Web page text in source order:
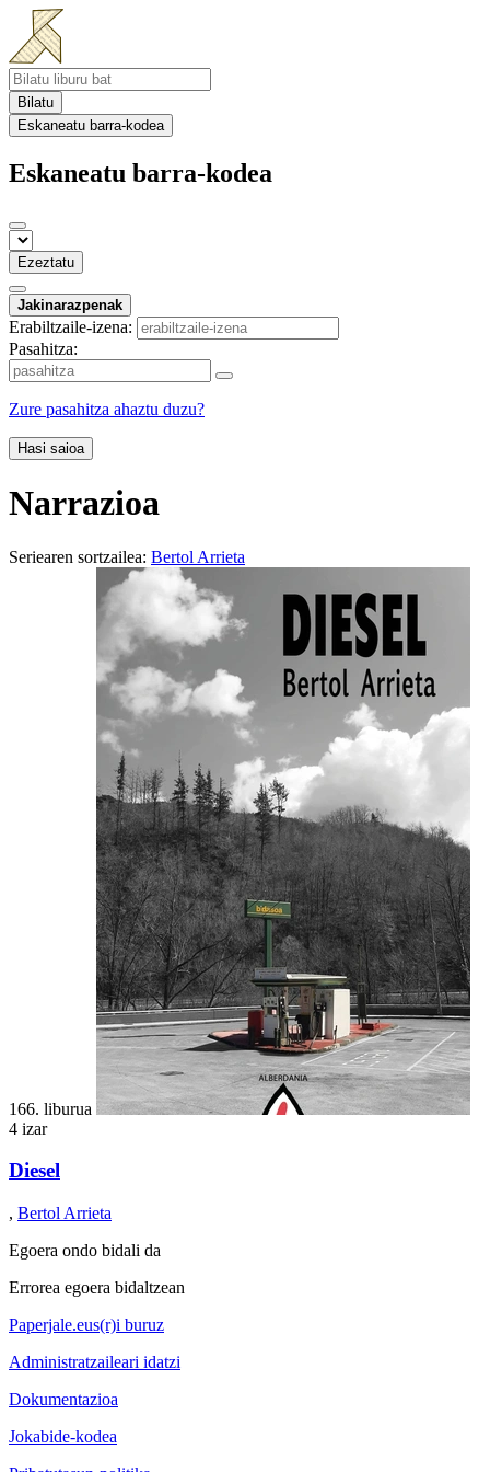
Bilatu
Eskaneatu barra-kodea
Eskaneatu barra-kodea
Ezeztatu
Jakinarazpenak
Erabiltzaile-izena:
Pasahitza:
Zure pasahitza ahaztu duzu?
Hasi saioa
Narrazioa
Seriearen sortzailea: Bertol Arrieta
166. liburua
4 izar
Diesel
, Bertol Arrieta
Egoera ondo bidali da
Errorea egoera bidaltzean
Paperjale.eus(r)i buruz
Administratzaileari idatzi
Dokumentazioa
Jokabide-kodea